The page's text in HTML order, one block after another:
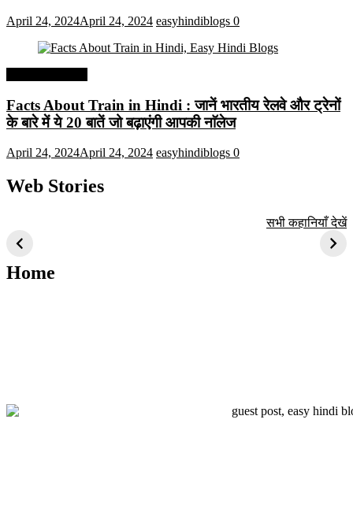
April 24, 2024April 24, 2024 easyhindiblogs 0
Facts About Train in Hindi : जानें भारतीय रेलवे और ट्रेनों
के बारे में ये 20 बातें जो बढ़ाएंगी आपकी नाॅलेज
April 24, 2024April 24, 2024 easyhindiblogs 0
Web Stories
तकनीक जो आपको
2024 के लिए सीखनी
चाहिए
ऐतिहासिक स्थान
सभी कहानियाँ देखें
Home